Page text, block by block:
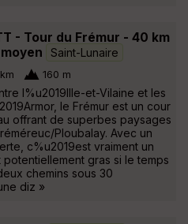
- Tour du Frémur - 40 km
Saint-Lunaire
160 m
l%u2019Ille-et-Vilaine et les
le Frémur est un cour
offrant de superbes paysages
Ploubalay. Avec un
c%u2019est vraiment un
gras si le temps
chemins sous 30
diz »